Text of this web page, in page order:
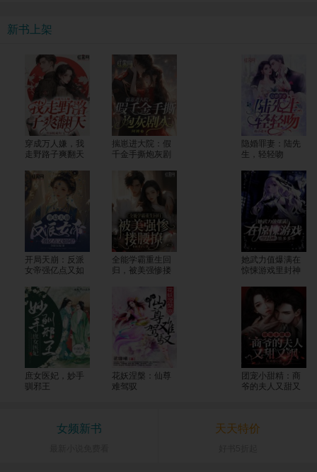
新书上架
穿成万人嫌，我
走野路子爽翻天
揣崽进大院：假
千金手撕炮灰剧
隐婚罪妻：陆先
生，轻轻吻
开局天崩：反派
女帝强亿点又如
全能学霸重生回
归，被美强惨搂
她武力值爆满在
惊悚游戏里封神
庶女医妃，妙手
驯邪王
花妖涅槃：仙尊
难驾驭
团宠小甜精：商
爷的夫人又甜又
女频新书 天天特价